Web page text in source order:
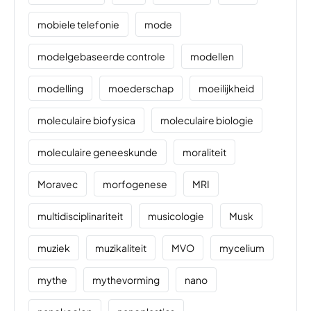
mobiele telefonie mode
modelgebaseerde controle modellen
modelling moederschap moeilijkheid
moleculaire biofysica moleculaire biologie
moleculaire geneeskunde moraliteit
Moravec morfogenese MRI
multidisciplinariteit musicologie Musk
muziek muzikaliteit MVO mycelium
mythe mythevorming nano